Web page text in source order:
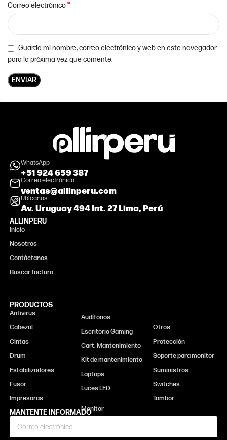
Correo electrónico*
Guarda mi nombre, correo electrónico y web en este navegador
para la próxima vez que comente.
WhatsApp
+51 924 659 387
Correo electrónico
ventas@allinperu.com
Ubícanos
Av. Uruguay 494 Int. 27 Lima, Perú
ALLINPERU
Inicio
Nosotros
Contáctanos
Buscar factura
PRODUCTOS
Antivirus
Cabezal
Cintas
Drum
Estabilizadores
Fusor
Impresoras
Audífonos
Escritorio Gaming
Cart. Mantenimiento
Kit de mantenimiento
Laptops
Luces LED
Otros
Protección
Soporte para monitor
Suministros
Switches
Tambor
MANTENTE INFORMADO